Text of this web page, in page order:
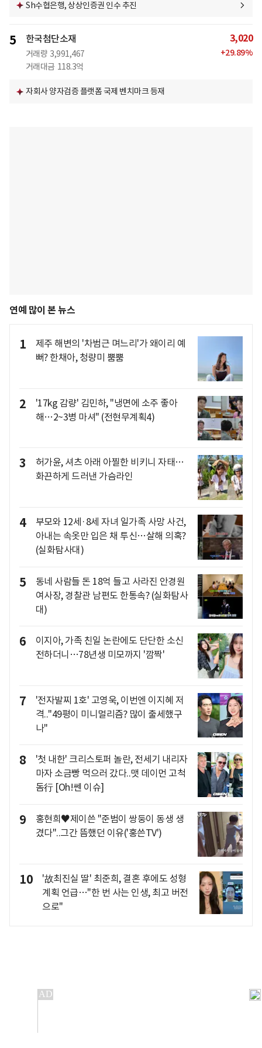
Sh수협은행, 상상인증권 인수 추진
5 한국첨단소재
거래량 3,991,467
거래대금 118.3억
3,020
+29.89%
자회사 양자검증 플랫폼 국제 벤치마크 등재
연예 많이 본 뉴스
1
제주 해변의 '차범근 며느리'가 왜이리 예
뻐? 한채아, 청량미 뿜뿜
2
'17kg 감량' 김민하, "냉면에 소주 좋아
해…2~3병 마셔" (전현무계획4)
3
허가윤, 셔츠 아래 아찔한 비키니 자태…
화끈하게 드러낸 가슴라인
4
부모와 12세·8세 자녀 일가족 사망 사건,
아내는 속옷만 입은 채 투신…살해 의혹?
(실화탐사대)
5
동네 사람들 돈 18억 들고 사라진 안경원
여사장, 경찰관 남편도 한통속? (실화탐사
대)
6
이지아, 가족 친일 논란에도 단단한 소신
전하더니…78년생 미모까지 '깜짝'
7
'전자발찌 1호' 고영욱, 이번엔 이지혜 저
격.."49평이 미니멀리즘? 많이 출세했구
나"
8
'첫 내한' 크리스토퍼 놀란, 전세기 내리자
마자 소금빵 먹으러 갔다..맷 데이먼 고척
돔行 [Oh!쎈 이슈]
9
홍현희♥제이쓴 "준범이 쌍둥이 동생 생
겼다"..그간 뜸했던 이유('홍쓴TV')
10
'故최진실 딸' 최준희, 결혼 후에도 성형
계획 언급…"한 번 사는 인생, 최고 버전
으로"